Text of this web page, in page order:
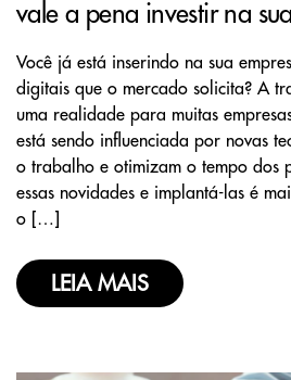
vale a pena investir na
Você já está inserindo na sua
digitais que o mercado solicita? A
uma realidade para muitas
está sendo influenciada por novas
o trabalho e otimizam o tempo dos
essas novidades e implantá-las é
o […]
LEIA MAIS